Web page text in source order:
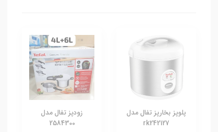
پلوپز بخارپز تفال مدل
rk242127
زودپز تفال مدل
2584300